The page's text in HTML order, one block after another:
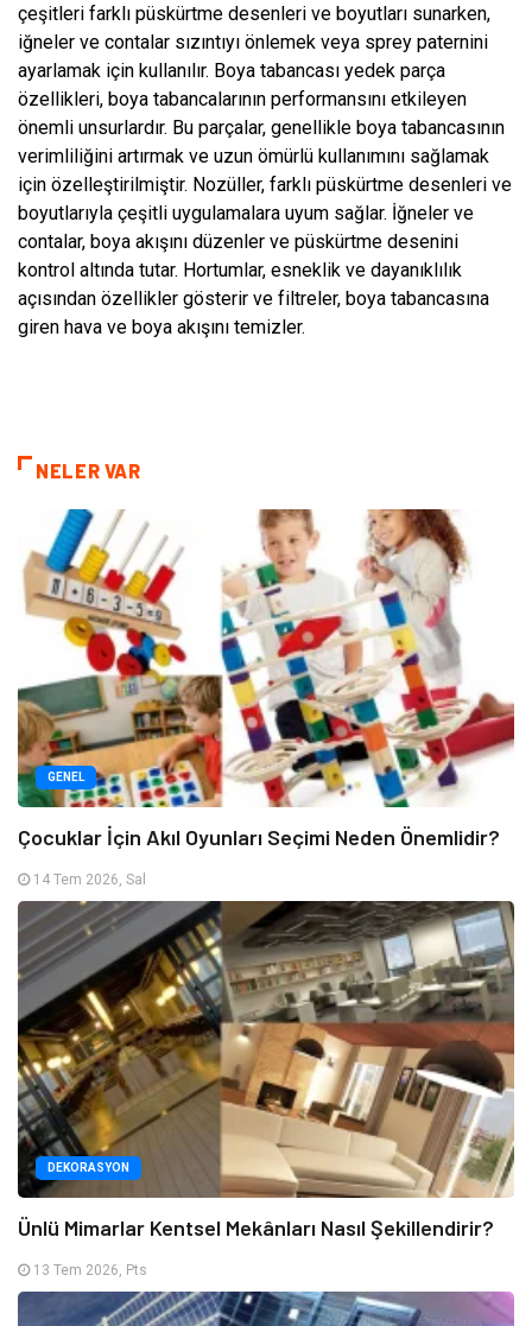
çeşitleri farklı püskürtme desenleri ve boyutları sunarken,
iğneler ve contalar sızıntıyı önlemek veya sprey paternini
ayarlamak için kullanılır. Boya tabancası yedek parça
özellikleri, boya tabancalarının performansını etkileyen
önemli unsurlardır. Bu parçalar, genellikle boya tabancasının
verimliliğini artırmak ve uzun ömürlü kullanımını sağlamak
için özelleştirilmiştir. Nozüller, farklı püskürtme desenleri ve
boyutlarıyla çeşitli uygulamalara uyum sağlar. İğneler ve
contalar, boya akışını düzenler ve püskürtme desenini
kontrol altında tutar. Hortumlar, esneklik ve dayanıklılık
açısından özellikler gösterir ve filtreler, boya tabancasına
giren hava ve boya akışını temizler.
NELER VAR
GENEL
Çocuklar İçin Akıl Oyunları Seçimi Neden Önemlidir?
14 Tem 2026, Sal
DEKORASYON
Ünlü Mimarlar Kentsel Mekânları Nasıl Şekillendirir?
13 Tem 2026, Pts